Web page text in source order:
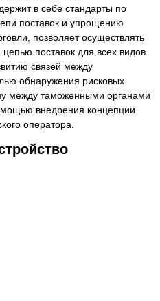
в себе стандарты по
поставок и упрощению
позволяет осуществлять
поставок для всех видов
связей между
обнаружения рисковых
между таможенными органами
внедрения концепции
оператора.